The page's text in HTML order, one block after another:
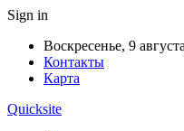
Sign in
Воскресенье, 9
Контакты
Карта
Quicksite